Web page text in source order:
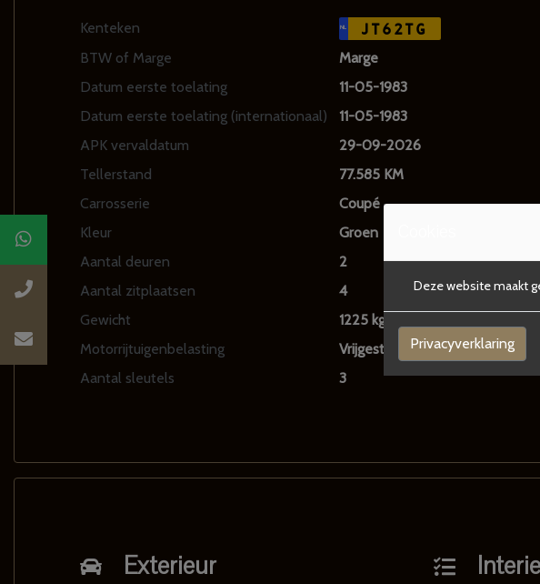
Deze website maakt
Privacyverklaring
Kenteken NL JT62TG
BTW of Marge
Marge
Datum eerste toelating
11-05-1983
Datum eerste toelating (internationaal)
11-05-1983
APK vervaldatum
29-09-2026
Tellerstand
77.585 KM
Carrosserie
Coupé
Kleur
Groen
Aantal deuren
2
Aantal zitplaatsen
4
Gewicht
1225 kg
Motorrijtuigenbelasting
Vrijgesteld
Aantal sleutels
3
Exterieur